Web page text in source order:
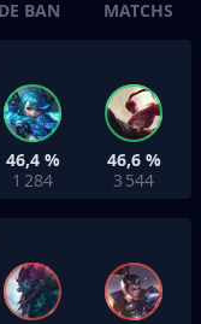
BAN MATCHS
46,4 %
1 284
46,6 %
3 544